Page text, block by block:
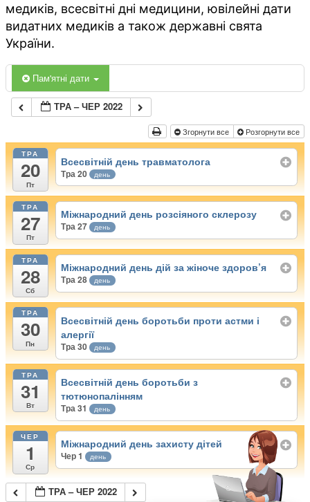
медиків, всесвітні дні медицини, ювілейні дати
видатних медиків а також державні свята
України.
Пам'ятні дати
ТРА – ЧЕР 2022
Згорнути все Розгорнути все
ТРА
20
Пт
Всесвітній день травматолога
Тра 20 день
ТРА
27
Пт
Міжнародний день розсіяного склерозу
Тра 27 день
ТРА
28
Сб
Міжнародний день дій за жіноче здоров’я
Тра 28 день
ТРА
30
Пн
Всесвітній день боротьби проти астми і
алергії
Тра 30 день
ТРА
31
Вт
Всесвітній день боротьби з
тютюнопалінням
Тра 31 день
ЧЕР
1
Ср
Міжнародний день захисту дітей
Чер 1 день
ТРА – ЧЕР 2022